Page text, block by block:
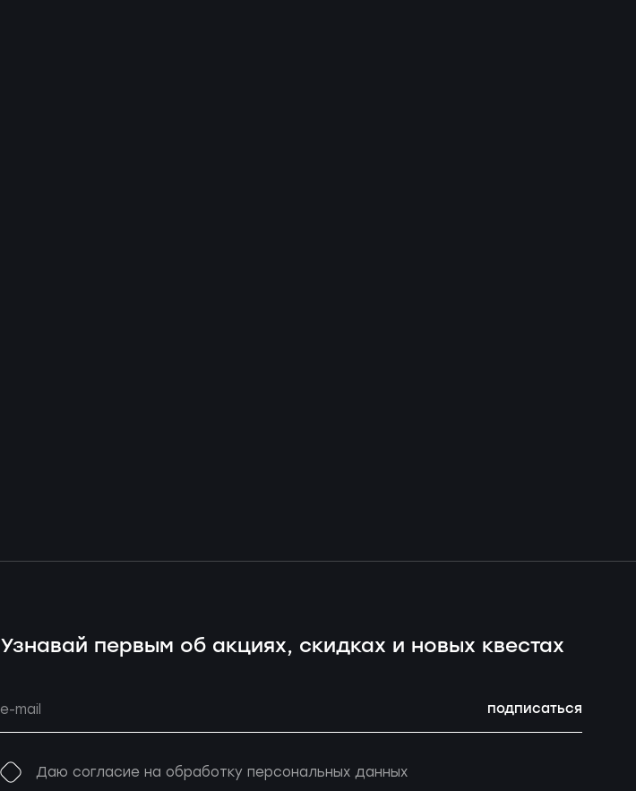
Узнавай первым об акциях, скидках и новых квестах
подписаться
Даю согласие на обработку персональных данных